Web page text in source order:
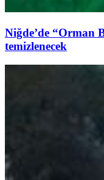
Niğde’de “Orman
temizlenecek